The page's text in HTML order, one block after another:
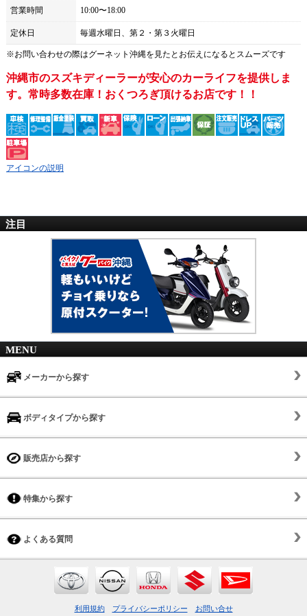
営業時間 10:00〜18:00
定休日 毎週水曜日、第２・第３火曜日
※お問い合わせの際はグーネット沖縄を見たとお伝えになるとスムーズです
沖縄市のスズキディーラーが安心のカーライフを提供しま
す。常時多数在庫！おくつろぎ頂けるお店です！！
アイコンの説明
注目
MENU
メーカーから探す
ボディタイプから探す
販売店から探す
特集から探す
よくある質問
利用規約 プライバシーポリシー お問い合せ